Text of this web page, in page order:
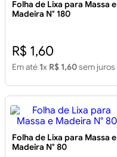
Folha de Lixa para Massa e
Madeira N° 180
R$ 1,60
Em até 1x R$ 1,60sem juros
Folha de Lixa para Massa e
Madeira N° 80